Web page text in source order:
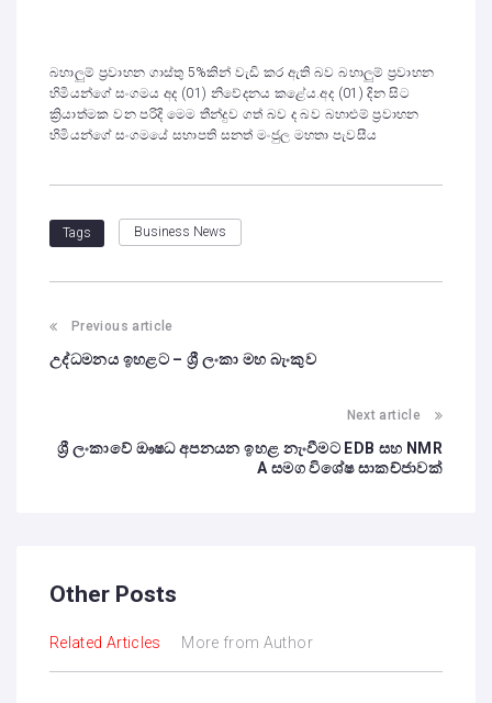
බහාලුම් ප්‍රවාහන ගාස්තු 5%කින් වැඩි කර ඇති බව බහාලුම් ප්‍රවාහන
හිමියන්ගේ සංගමය අද (01) නිවේදනය කළේය.අද (01) දින සිට
ක්‍රියාත්මක වන පරිදි මෙම තීන්දුව ගත් බව ද බව බහාළුම් ප්‍රවාහන
හිමියන්ගේ සංගමයේ සභාපති සනත් මංජුල මහතා පැවසීය
Tags Business News
Previous article
උද්ධමනය ඉහළට – ශ්‍රී ලංකා මහ බැංකුව
Next article
ශ්‍රී ලංකාවේ ඖෂධ අපනයන ඉහළ නැංවීමට EDB සහ NMR
A සමග විශේෂ සාකච්ජාවක්
Other Posts
Related Articles More from Author